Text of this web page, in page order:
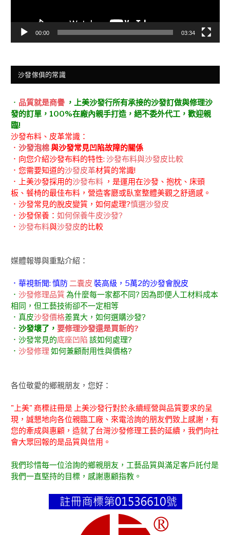
00:00 03:34
沙發傢俱的常識
． 品質就是商譽 ，上美沙發行所有承接的沙發訂做與修理沙
發的訂單，100%在廠內親手打造，絕不委外代工，歡迎親
臨!
沙發布料、皮革常識：
． 沙發泡棉與沙發常見凹陷故障的關係
．向您介紹沙發布料的特性: 沙發布料與沙發皮比較
．您需要知道的沙發皮革材質的常識!
．上美沙發採用的沙發布料 ，是運用在沙發、抱枕、床頭
板、餐椅的最佳布料，營造客廳或臥室整體美觀之舒適感。
．沙發常見的脫皮變質，如何處理?慎選沙發皮
．沙發保養： 如何保養牛皮沙發?
． 沙發布料與沙發皮的比較
媒體報導與重點介紹：
．華視新聞: 慎防 二囊皮 裝高級，5萬2的沙發會脫皮
． 沙發修理品質為什麼每一家都不同? 因為即便人工材料成本
相同，但工藝技術卻不一定相等
．真皮沙發價格差異大，如何選購沙發?
． 沙發壞了， 要修理沙發還是買新的?
．沙發常見的底座凹陷 該如何處理?
． 沙發修理 如何兼顧耐用性與價格?
各位敬愛的鄉親朋友，您好：
"上美" 商標註冊是 上美沙發行對於永續經營與品質要求的呈
現，誠懇地向各位親臨工廠、來電洽詢的朋友們致上感謝，有
您的牽成與惠顧，造就了台灣沙發修理工藝的延續，我們向社
會大眾回報的是品質與信用。
我們珍惜每一位洽詢的鄉親朋友，工藝品質與滿足客戶託付是
我們一直堅持的目標，感謝惠顧指教。